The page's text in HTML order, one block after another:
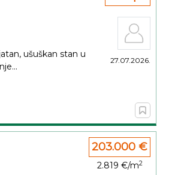
ušuškan stan u
27.07.2026.
203.000 €
2.819 €/m2